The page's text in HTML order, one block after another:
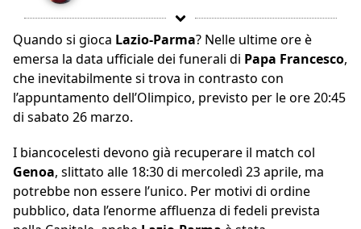
Quando si gioca Lazio-Parma? Nelle ultime ore è
emersa la data ufficiale dei funerali di Papa Francesco,
che inevitabilmente si trova in contrasto con
l’appuntamento dell’Olimpico, previsto per le ore 20:45
di sabato 26 marzo.
I biancocelesti devono già recuperare il match col
Genoa, slittato alle 18:30 di mercoledì 23 aprile, ma
potrebbe non essere l’unico. Per motivi di ordine
pubblico, data l’enorme affluenza di fedeli prevista